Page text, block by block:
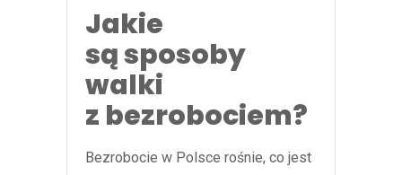
Jakie
są sposoby
walki
z bezrobociem?
Bezrobocie w Polsce rośnie, co jest